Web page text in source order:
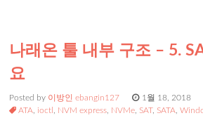
나래온 툴 내부 구조 – 5.
요
Posted by 이방인 ebangin127 1월 18, 2018
ATA
ioctl NVM express NVMe SAT, SATA ,